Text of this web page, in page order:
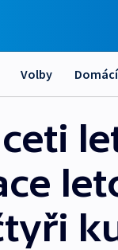
Volby Domácí